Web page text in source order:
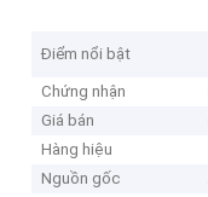
Điểm nổi bật
Chứng nhận
Giá bán
Hàng hiệu
Nguồn gốc